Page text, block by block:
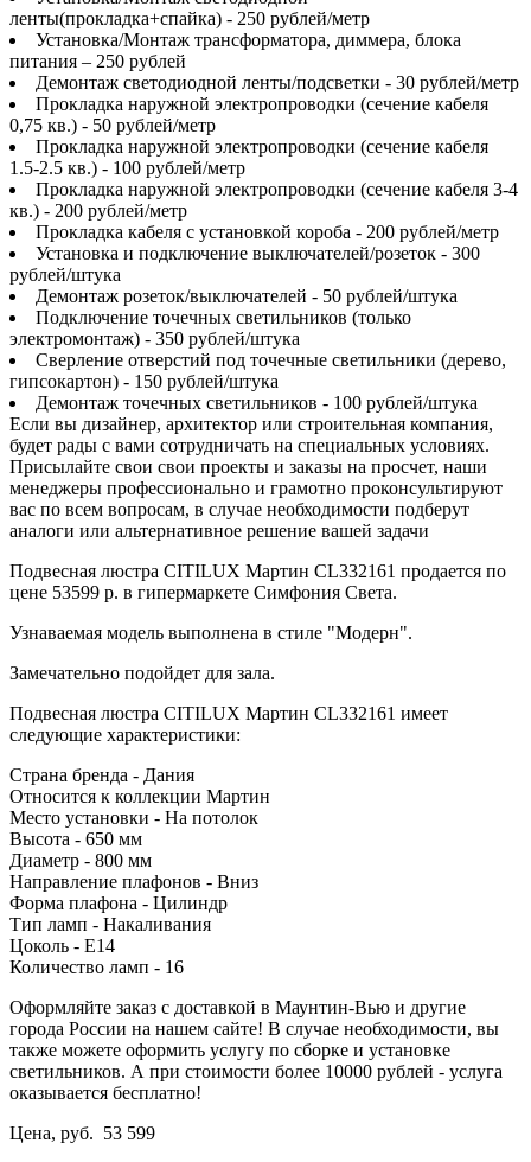
ленты(прокладка+спайка) - 250 рублей/метр
Установка/Монтаж трансформатора, диммера, блока
питания – 250 рублей
Демонтаж светодиодной ленты/подсветки - 30 рублей/метр
Прокладка наружной электропроводки (сечение кабеля
0,75 кв.) - 50 рублей/метр
Прокладка наружной электропроводки (сечение кабеля
1.5-2.5 кв.) - 100 рублей/метр
Прокладка наружной электропроводки (сечение кабеля 3-4
кв.) - 200 рублей/метр
Прокладка кабеля с установкой короба - 200 рублей/метр
Установка и подключение выключателей/розеток - 300
рублей/штука
Демонтаж розеток/выключателей - 50 рублей/штука
Подключение точечных светильников (только
электромонтаж) - 350 рублей/штука
Сверление отверстий под точечные светильники (дерево,
гипсокартон) - 150 рублей/штука
Демонтаж точечных светильников - 100 рублей/штука
Если вы дизайнер, архитектор или строительная компания,
будет рады с вами сотрудничать на специальных условиях.
Присылайте свои свои проекты и заказы на просчет, наши
менеджеры профессионально и грамотно проконсультируют
вас по всем вопросам, в случае необходимости подберут
аналоги или альтернативное решение вашей задачи
Подвесная люстра CITILUX Мартин CL332161 продается по
цене 53599 р. в гипермаркете Симфония Света.
Узнаваемая модель выполнена в стиле "Модерн".
Замечательно подойдет для зала.
Подвесная люстра CITILUX Мартин CL332161 имеет
следующие характеристики:
Страна бренда - Дания
Относится к коллекции Мартин
Место установки - На потолок
Высота - 650 мм
Диаметр - 800 мм
Направление плафонов - Вниз
Форма плафона - Цилиндр
Тип ламп - Накаливания
Цоколь - E14
Количество ламп - 16
Оформляйте заказ с доставкой в Маунтин-Вью и другие
города России на нашем сайте! В случае необходимости, вы
также можете оформить услугу по сборке и установке
светильников. А при стоимости более 10000 рублей - услуга
оказывается бесплатно!
Цена, руб. 53 599